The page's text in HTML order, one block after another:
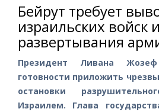
Бейрут требует
израильских войск и
развертывания
Президент Ливана
готовности приложить
остановки
Израилем. Глава